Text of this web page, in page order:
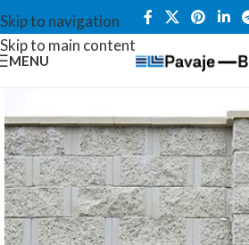
Skip to navigation
Skip to main content
MENU